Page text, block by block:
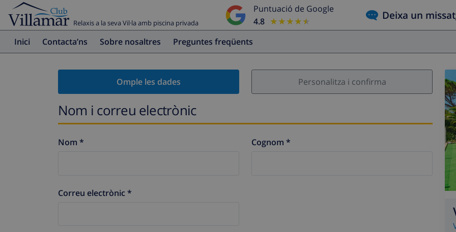
Relaxis a la seva Vil·la amb piscina privada
Puntuació de Google
4.8
★★★★★
★★★★★ Deixa un
Inici Contacta’ns Sobre nosaltres Preguntes freqüents
Omple les dades Personalitza i confirma
Nom i correu electrònic
Nom * Cognom *
Correu electrònic *